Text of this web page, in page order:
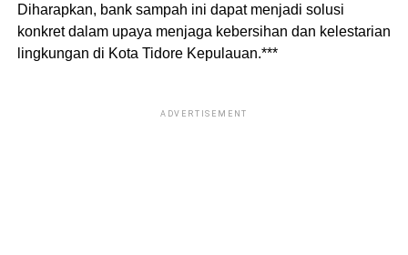
Diharapkan, bank sampah ini dapat menjadi solusi
konkret dalam upaya menjaga kebersihan dan kelestarian
lingkungan di Kota Tidore Kepulauan.***
ADVERTISEMENT